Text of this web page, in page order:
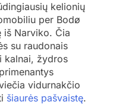
kelionių
per Bodø
iš Narviko. Čia
su raudonais
kalnai, žydros
vidurnakčio
šiaurės pašvaistę.